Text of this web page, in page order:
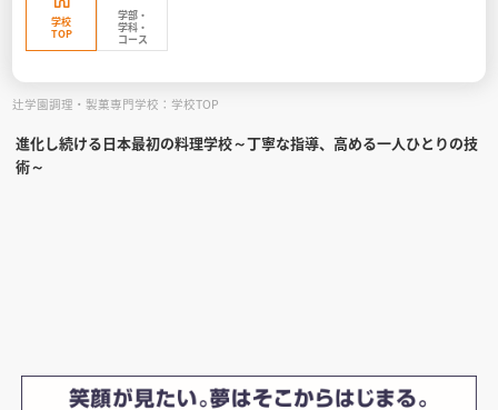
お役立ち情報
学校
TOP
学部・
学科・
コース
辻学園調理・製菓専門学校：学校TOP
進化し続ける日本最初の料理学校～丁寧な指導、高める一人ひとりの技
術～